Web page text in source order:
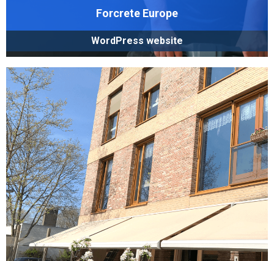
Forcrete Europe
WordPress website